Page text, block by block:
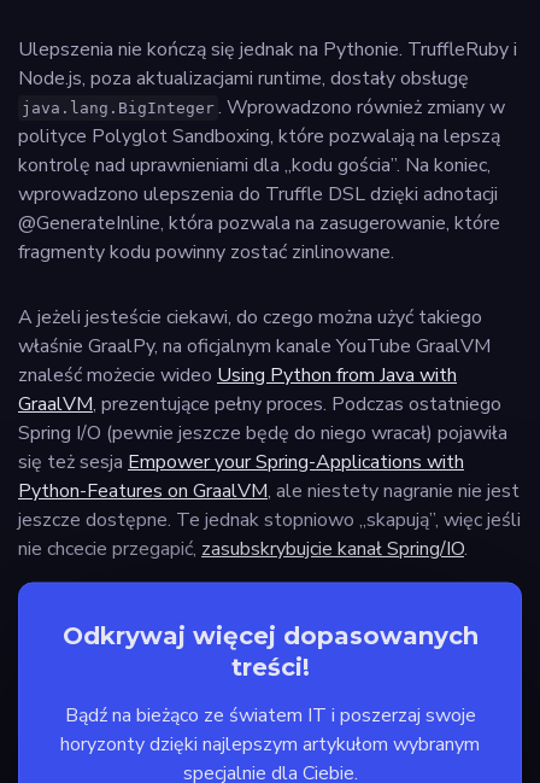
Ulepszenia nie kończą się jednak na Pythonie. TruffleRuby i
Node.js, poza aktualizacjami runtime, dostały obsługę
java.lang.BigInteger . Wprowadzono również zmiany w
polityce Polyglot Sandboxing, które pozwalają na lepszą
kontrolę nad uprawnieniami dla „kodu gościa”. Na koniec,
wprowadzono ulepszenia do Truffle DSL dzięki adnotacji
@GenerateInline, która pozwala na zasugerowanie, które
fragmenty kodu powinny zostać zinlinowane.
A jeżeli jesteście ciekawi, do czego można użyć takiego
właśnie GraalPy, na oficjalnym kanale YouTube GraalVM
znaleść możecie wideo Using Python from Java with
GraalVM, prezentujące pełny proces. Podczas ostatniego
Spring I/O (pewnie jeszcze będę do niego wracał) pojawiła
się też sesja Empower your Spring-Applications with
Python-Features on GraalVM, ale niestety nagranie nie jest
jeszcze dostępne. Te jednak stopniowo „skapują”, więc jeśli
nie chcecie przegapić, zasubskrybujcie kanał Spring/IO.
Odkrywaj więcej dopasowanych
treści!
Bądź na bieżąco ze światem IT i poszerzaj swoje
horyzonty dzięki najlepszym artykułom wybranym
specjalnie dla Ciebie.